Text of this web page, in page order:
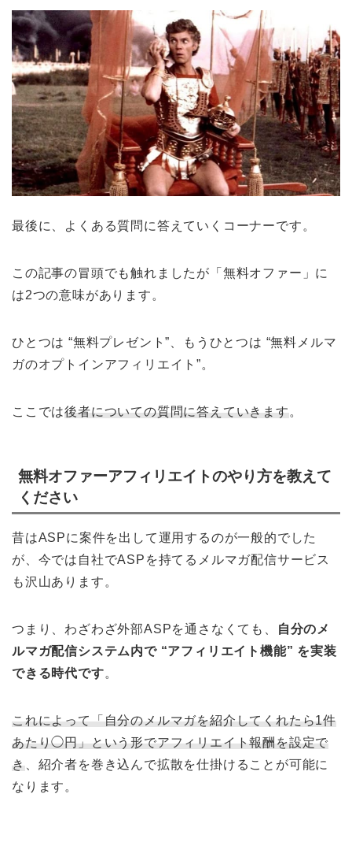
最後に、よくある質問に答えていくコーナーです。
この記事の冒頭でも触れましたが「無料オファー」に
は2つの意味があります。
ひとつは “無料プレゼント”、もうひとつは “無料メルマ
ガのオプトインアフィリエイト”。
ここでは後者についての質問に答えていきます。
無料オファーアフィリエイトのやり方を教えて
ください
昔はASPに案件を出して運用するのが一般的でした
が、今では自社でASPを持てるメルマガ配信サービス
も沢山あります。
つまり、わざわざ外部ASPを通さなくても、
自分のメ
ルマガ配信システム内で “アフィリエイト機能” を実装
できる時代です。
これによって「自分のメルマガを紹介してくれたら1件
あたり◯円」という形でアフィリエイト報酬を設定で
き、紹介者を巻き込んで拡散を仕掛けることが可能に
なります。